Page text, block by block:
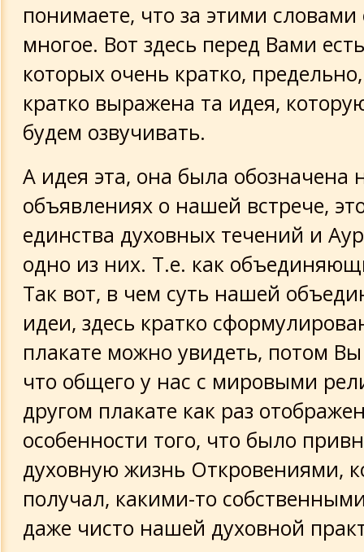
понимаете, что за этими словами
многое. Вот здесь перед Вами
которых очень кратко,
кратко выражена та идея,
будем озвучивать.
А идея эта, она была обозначена
объявлениях о нашей встрече,
единства духовных течений и
одно из них. Т.е. как
Так вот, в чем суть нашей
идеи, здесь кратко
плакате можно увидеть, потом
что общего у нас с мировыми
другом плакате как раз
особенности того, что было
духовную жизнь Откровениями,
получал, какими-то
даже чисто нашей духовной